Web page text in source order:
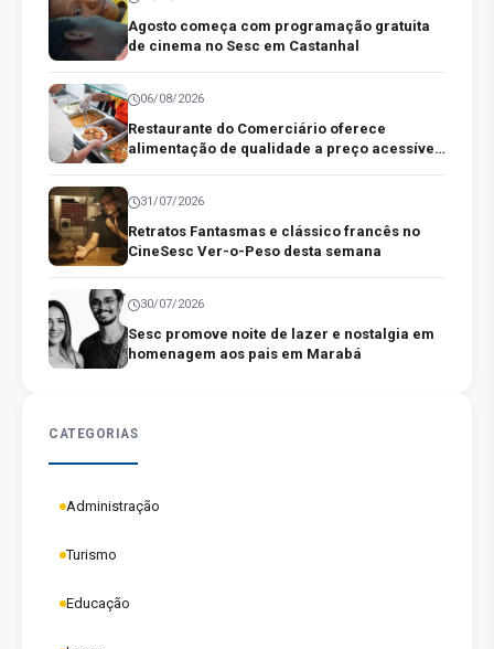
Agosto começa com programação gratuita
de cinema no Sesc em Castanhal
06/08/2026
Restaurante do Comerciário oferece
alimentação de qualidade a preço acessível
31/07/2026
Retratos Fantasmas e clássico francês no
CineSesc Ver-o-Peso desta semana
30/07/2026
Sesc promove noite de lazer e nostalgia em
homenagem aos pais em Marabá
CATEGORIAS
Administração
Turismo
Educação